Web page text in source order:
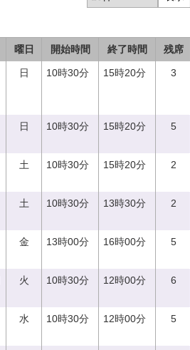
曜日 開始時間 終了時間 残席
日 10時30分 15時20分 3
日 10時30分 15時20分 5
土 10時30分 15時20分 2
土 10時30分 13時30分 2
金 13時00分 16時00分 5
火 10時30分 12時00分 6
水 10時30分 12時00分 5